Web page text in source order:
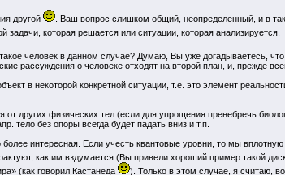
другой
. Ваш вопрос слишком общий, неопределенный, и в
задачи, которая решается или ситуации, которая анализируется.
человек в данном случае? Думаю, Вы уже догадываетесь,
рассуждения о человеке отходят на второй план, и, прежде
в некоторой конкретной ситуации, т.е. это элемент
других физических тел (если для упрощения пренебречь
тело без опоры всегда будет падать вниз и т.п.
интересная. Если учесть квантовые уровни, то мы
как им вздумается (Вы привели хороший пример такой
(как говорил Кастанеда
). Только в этом случае, я считаю,